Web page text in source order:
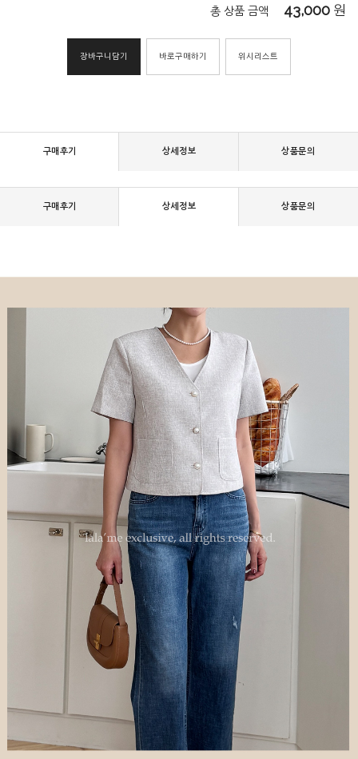
총 상품 금액 43,000 원
장바구니담기 바로구매하기 위시리스트
구매후기 상세정보 상품문의
구매후기 상세정보 상품문의